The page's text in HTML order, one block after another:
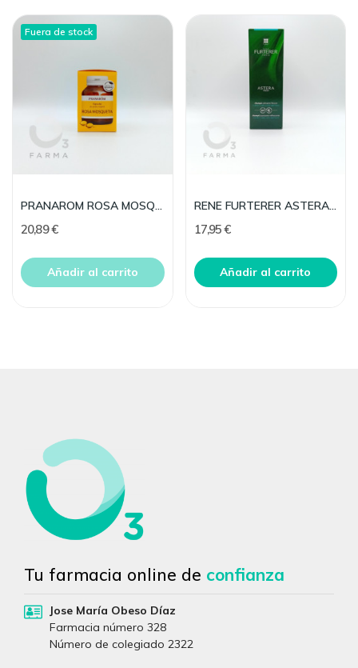
Fuera de stock
PRANAROM ROSA MOSQUETA 60CAP
20,89 €
Añadir al carrito
RENE FURTERER ASTERA FRESH CALMANTE CHAMP 200 ML
17,95 €
Añadir al carrito
Tu farmacia online de confianza
Jose María Obeso Díaz
Farmacia número 328
Número de colegiado 2322